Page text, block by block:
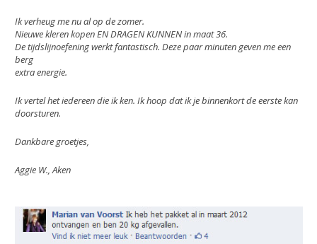
Ik verheug me nu al op de zomer.
Nieuwe kleren kopen EN DRAGEN KUNNEN in maat 36.
De tijdslijnoefening werkt fantastisch. Deze paar minuten geven me een
berg
extra energie.
Ik vertel het iedereen die ik ken. Ik hoop dat ik je binnenkort de eerste kan
doorsturen.
Dankbare groetjes,
Aggie W., Aken